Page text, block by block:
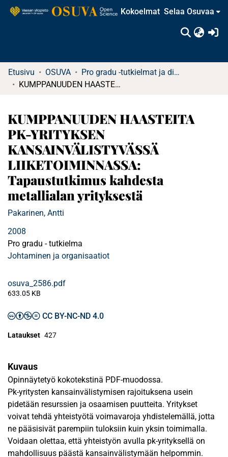
Kokoelmat Selaa Osuvaa
Etusivu OSUVA
Pro gradu -tutkielmat ja diplomityöt
KUMPPANUUDEN HAASTEITA PK-YRITYKSEN KANSAINVÄLISTYVÄSSÄ LIIKETOIMINNASSA: Tapaustutkimus kahdesta metallialan yrityksestä
KUMPPANUUDEN HAASTEITA
PK-YRITYKSEN
KANSAINVÄLISTYVÄSSÄ
LIIKETOIMINNASSA:
Tapaustutkimus kahdesta
metallialan yrityksestä
Pakarinen, Antti
2008
Pro gradu - tutkielma
Johtaminen ja organisaatiot
osuva_2586.pdf
633.05 KB
CC BY-NC-ND 4.0
Lataukset 427
Kuvaus
Opinnäytetyö kokotekstinä PDF-muodossa.
Pk-yritysten kansainvälistymisen rajoituksena usein
pidetään resurssien ja osaamisen puutteita. Yritykset
voivat tehdä yhteistyötä voimavaroja yhdistelemällä, jotta
ne pääsisivät parempiin tuloksiin kuin yksin toimimalla.
Voidaan olettaa, että yhteistyön avulla pk-yrityksellä on
mahdollisuus päästä kansainvälistymään helpommin.